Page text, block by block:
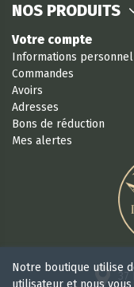
NOS PRODUITS
Votre compte
Informations
Commandes
Avoirs
Adresses
Bons de réduction
Mes alertes
Notre boutique utilise
utilisateur et nous